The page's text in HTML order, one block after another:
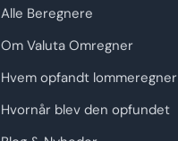
Alle Beregnere
Om Valuta Omregner
Hvem opfandt lommeregner
Hvornår blev den opfundet